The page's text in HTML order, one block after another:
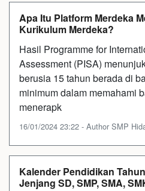
Apa Itu Platform Merdeka
Kurikulum Merdeka?
Hasil Programme for
Assessment (PISA)
berusia 15 tahun berada di
minimum dalam memahami
menerapk
16/01/2024 23:22 - Author SMP
Kalender Pendidikan
Jenjang SD, SMP, SMA,